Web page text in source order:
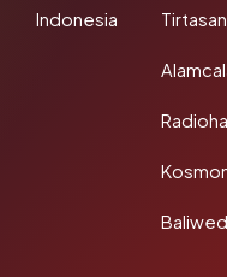
Indonesia